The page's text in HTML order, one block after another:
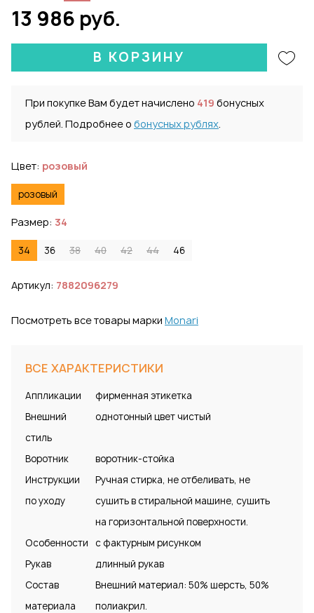
13 986 руб.
В КОРЗИНУ
При покупке Вам будет начислено 419 бонусных
рублей. Подробнее о бонусных рублях.
Цвет: розовый
розовый
Размер: 34
34 36 38 40 42 44 46
Артикул: 7882096279
Посмотреть все товары марки Monari
ВСЕ ХАРАКТЕРИСТИКИ
Аппликации
фирменная этикетка
Внешний
стиль
однотонный цвет чистый
Воротник
воротник-стойка
Инструкции
по уходу
Ручная стирка, не отбеливать, не
сушить в стиральной машине, сушить
на горизонтальной поверхности.
Особенности
с фактурным рисунком
Рукав
длинный рукав
Состав
материала
Внешний материал: 50% шерсть, 50%
полиакрил.